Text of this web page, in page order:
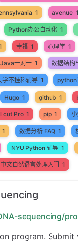
1 avenue 1
Python办公自动化 1
1 幸福 1 心理学 1
Java一对一 1 数据结构
学不挂科辅导 1 python
Hugo 1 github 1
cut Pro 1 pip 1 小
1 数据分析 FAQ 1
NYU Python 辅导 1
中文自然语言处理入门 1
sequencing/
program. Submit